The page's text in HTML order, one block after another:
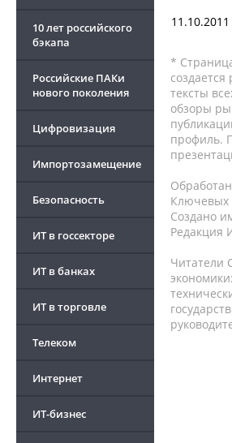
10 лет российского
бэкапа
Российские ПАКи
нового поколения
Цифровизация
Импортозамещение
Безопасность
ИТ в госсекторе
ИТ в банках
ИТ в торговле
Телеком
Интернет
ИТ-бизнес
11.10.2011
*
тексты
обзоры
профиль.
Ключевых
Создано
Редакция
Читатели